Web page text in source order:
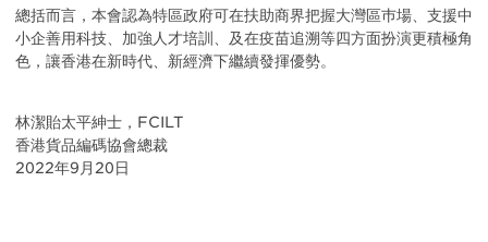
總括而言，本會認為特區政府可在扶助商界把握大灣區巿場、支援中
小企善用科技、加強人才培訓、及在疫苗追溯等四方面扮演更積極角
色，讓香港在新時代、新經濟下繼續發揮優勢。
林潔貽太平紳士，FCILT
香港貨品編碼協會總裁
2022年9月20日